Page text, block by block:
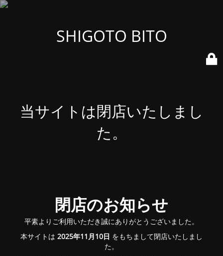
SHIGOTO BITO
当サイトは閉店いたしまし
た。
閉店のお知らせ
平素よりご利用いただき誠にありがとうございました。
本サイトは 2025年11月10日 をもちまして閉店いたしまし
た。